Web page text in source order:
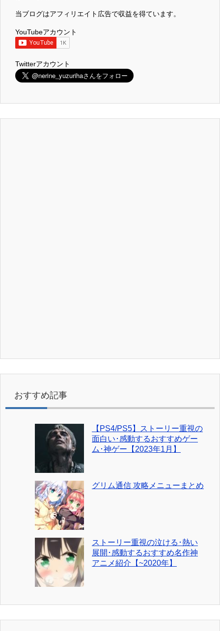
当ブログはアフィリエイト広告で収益を得ています。
YouTubeアカウント
Twitterアカウント
おすすめ記事
【PS4/PS5】ストーリー重視の
面白い･感動するおすすめゲー
ム･神ゲー【2023年1月】
グリム通信 攻略メニューまとめ
ストーリー重視の泣ける･熱い
展開･感動するおすすめ名作神
アニメ紹介【~2020年】